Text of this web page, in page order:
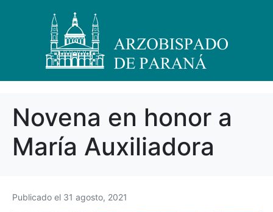
Novena en honor a
María Auxiliadora
Publicado el 31 agosto, 2021